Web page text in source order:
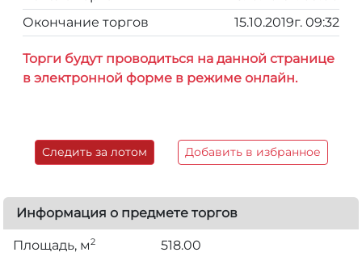
Окончание торгов
15.10.2019г. 09:32
Торги будут проводиться на данной странице
в электронной форме в режиме онлайн.
Следить за лотом Добавить в избранное
Информация о предмете торгов
Площадь, м2 518.00